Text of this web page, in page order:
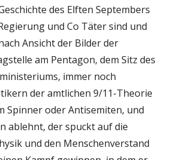
des Elften Septembers
und Co Täter sind und
Ansicht der Bilder der
am Pentagon, dem Sitz des
immer noch
der amtlichen 9/11-Theorie
Spinner oder Antisemiten, und
ablehnt, der spuckt auf die
und den Menschenverstand